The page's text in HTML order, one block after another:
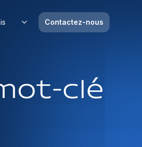
Contactez-nous
clé